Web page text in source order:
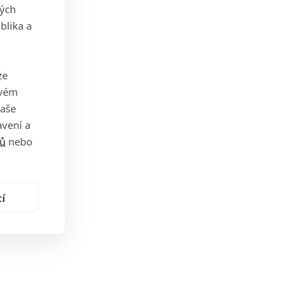
a
a
nebo